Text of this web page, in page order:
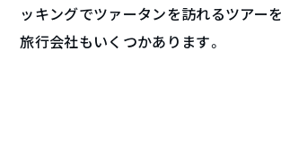
ッキングでツァータンを訪れるツアー
旅行会社もいくつかあります。